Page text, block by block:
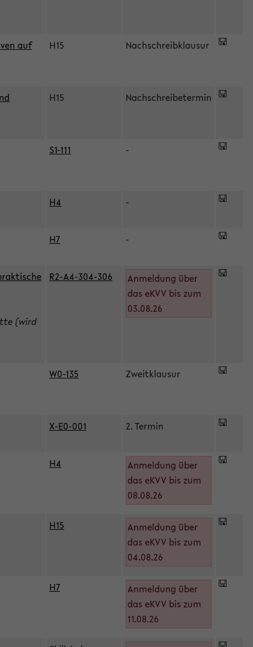
auf
H15 Nachschreibklausur
H15 Nachschreibetermin
S1-111 -
H4 -
H7 -
(wird
R2-A4-304-306
Anmeldung über
das eKVV bis zum
03.08.26
W0-135 Zweitklausur
X-E0-001 2. Termin
H4
Anmeldung über
das eKVV bis zum
08.08.26
H15
Anmeldung über
das eKVV bis zum
04.08.26
H7
Anmeldung über
das eKVV bis zum
11.08.26